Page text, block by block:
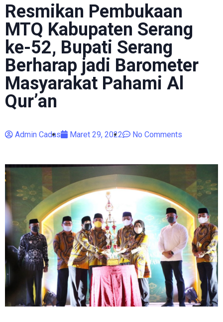
Resmikan Pembukaan
MTQ Kabupaten Serang
ke-52, Bupati Serang
Berharap jadi Barometer
Masyarakat Pahami Al
Qur’an
Admin Cadas Maret 29, 2022 No Comments